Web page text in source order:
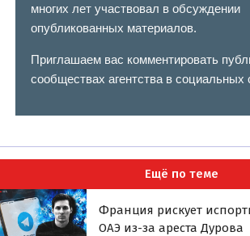
многих лет участвовал в обсуждении
опубликованных материалов.
Приглашаем вас комментировать
сообществах агентства в социальных
Ещё по теме
Франция рискует
ОАЭ из-за ареста Дурова